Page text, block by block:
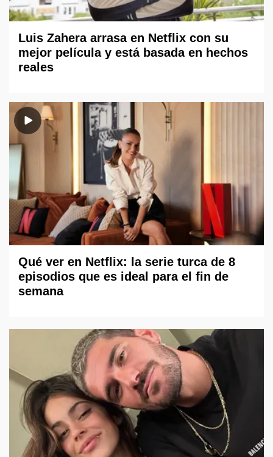
Luis Zahera arrasa en Netflix con su
mejor película y está basada en hechos
reales
Qué ver en Netflix: la serie turca de 8
episodios que es ideal para el fin de
semana